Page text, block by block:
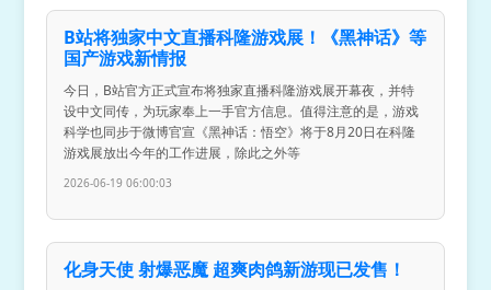
B站将独家中文直播科隆游戏展！《黑神话》等
国产游戏新情报
今日，B站官方正式宣布将独家直播科隆游戏展开幕夜，并特
设中文同传，为玩家奉上一手官方信息。值得注意的是，游戏
科学也同步于微博官宣《黑神话：悟空》将于8月20日在科隆
游戏展放出今年的工作进展，除此之外等
2026-06-19 06:00:03
化身天使 射爆恶魔 超爽肉鸽新游现已发售！